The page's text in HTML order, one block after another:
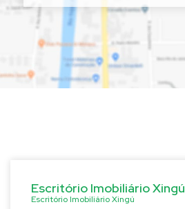
Escritório Imobiliário Xingú
Escritório Imobiliário Xingú